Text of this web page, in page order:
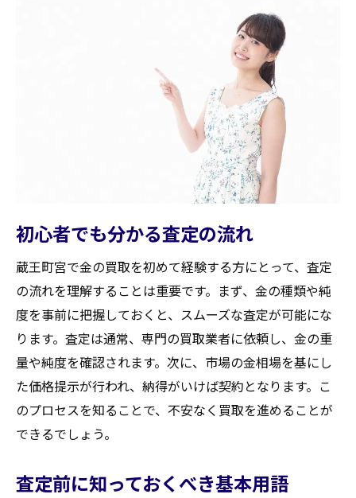
初心者でも分かる査定の流れ
蔵王町宮で金の買取を初めて経験する方にとって、査定
の流れを理解することは重要です。まず、金の種類や純
度を事前に把握しておくと、スムーズな査定が可能にな
ります。査定は通常、専門の買取業者に依頼し、金の重
量や純度を確認されます。次に、市場の金相場を基にし
た価格提示が行われ、納得がいけば契約となります。こ
のプロセスを知ることで、不安なく買取を進めることが
できるでしょう。
査定前に知っておくべき基本用語